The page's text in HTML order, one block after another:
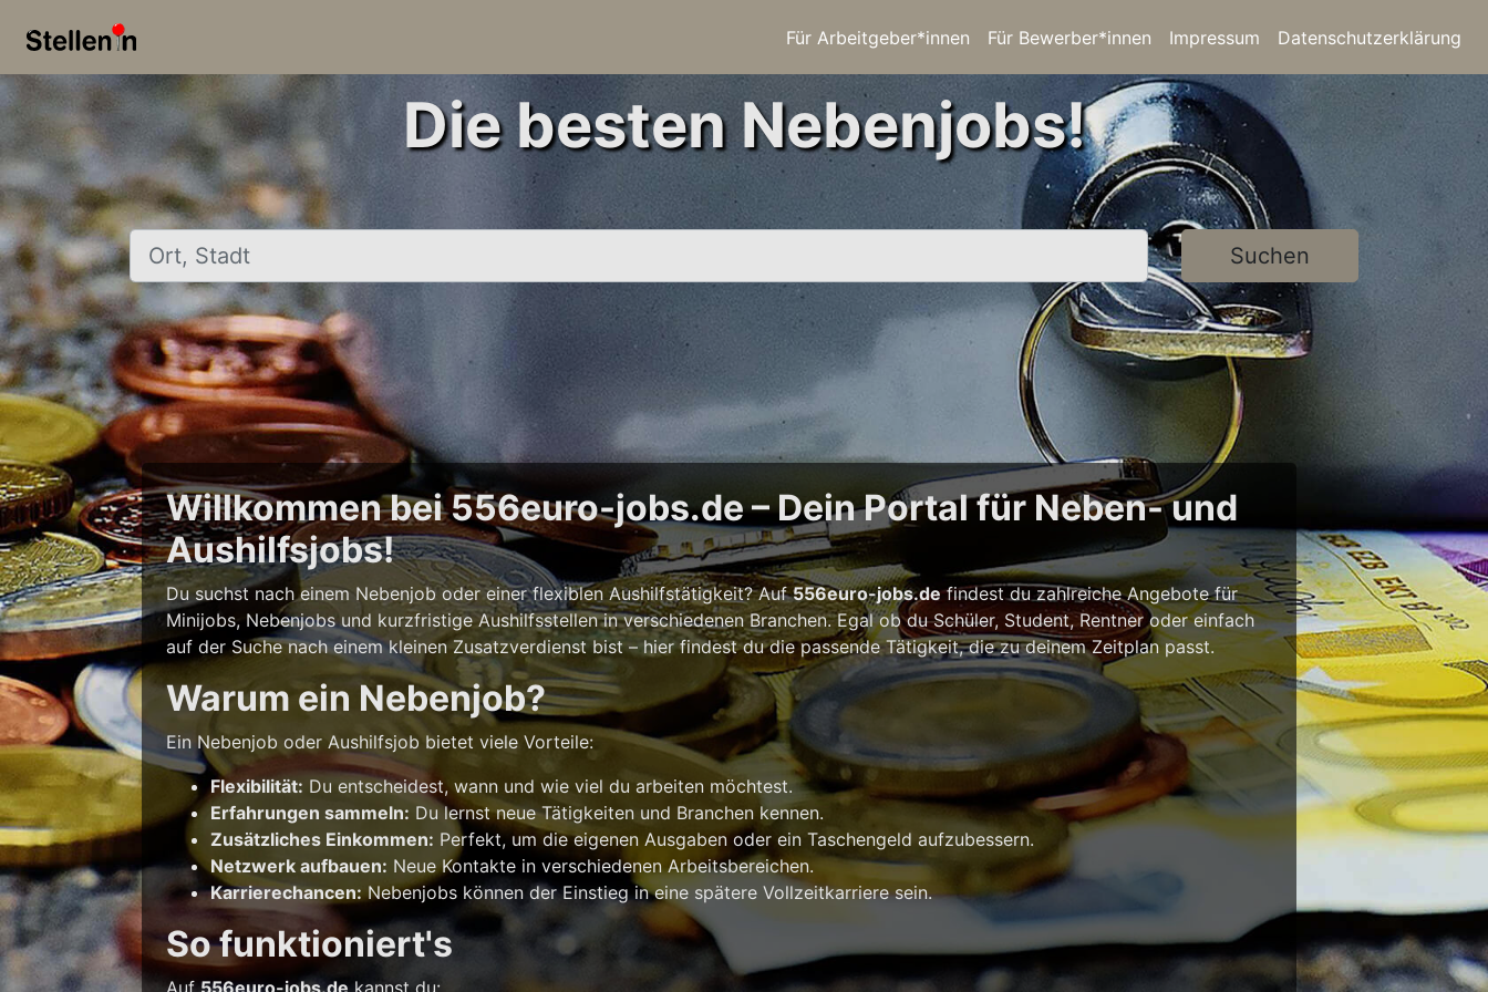
Für Arbeitgeber*innen Für Bewerber*innen Impressum Datenschutzerklärung
Die besten Nebenjobs!
Ort, Stadt Suchen
Willkommen bei 556euro-jobs.de – Dein Portal für Neben- und
Aushilfsjobs!
Du suchst nach einem Nebenjob oder einer flexiblen Aushilfstätigkeit? Auf556euro-jobs.defindest du zahlreiche Angebote für
Minijobs, Nebenjobs und kurzfristige Aushilfsstellen in verschiedenen Branchen. Egal ob du Schüler, Student, Rentner oder einfach
auf der Suche nach einem kleinen Zusatzverdienst bist – hier findest du die passende Tätigkeit, die zu deinem Zeitplan passt.
Warum ein Nebenjob?
Ein Nebenjob oder Aushilfsjob bietet viele Vorteile:
Flexibilität: Du entscheidest, wann und wie viel du arbeiten möchtest.
Erfahrungen sammeln: Du lernst neue Tätigkeiten und Branchen kennen.
Zusätzliches Einkommen: Perfekt, um die eigenen Ausgaben oder ein Taschengeld aufzubessern.
Netzwerk aufbauen: Neue Kontakte in verschiedenen Arbeitsbereichen.
Karrierechancen:Nebenjobs können der Einstieg in eine spätere Vollzeitkarriere sein.
So funktioniert's